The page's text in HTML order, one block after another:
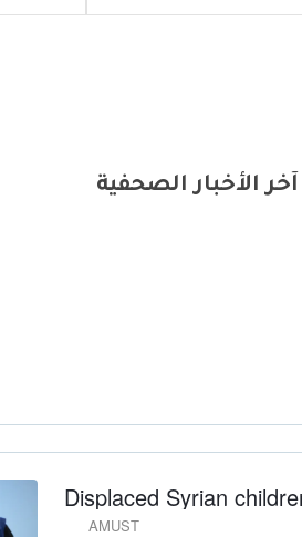
آخر الأخبار الصحفية